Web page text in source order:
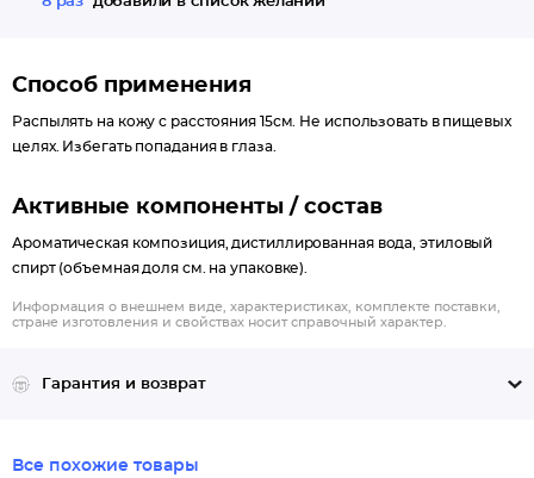
Способ применения
Распылять на кожу с расстояния 15см. Не использовать в пищевых
целях. Избегать попадания в глаза.
Активные компоненты / состав
Ароматическая композиция, дистиллированная вода, этиловый
спирт (объемная доля см. на упаковке).
Информация о внешнем виде, характеристиках, комплекте поставки,
стране изготовления и свойствах носит справочный характер.
Гарантия и возврат
Все похожие товары